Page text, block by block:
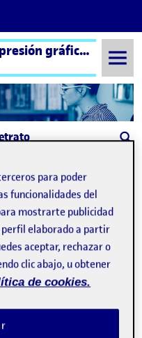
Taller de dibujo y expresión gráfica aula 2
2021 11:02 am
en Autorretrato
para poder
funcionalidades del
mostrarte publicidad
perfil elaborado a partir
aceptar, rechazar o
clic abajo, u obtener
de cookies.